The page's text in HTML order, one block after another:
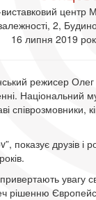
2,
16 липня 2019
режисер Олег
Національний
співрозмовники,
друзів і
увагу
рішенню